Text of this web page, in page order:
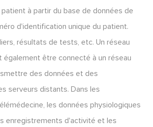
à partir du base de données de
d'identification unique du patient.
résultats de tests, etc. Un réseau
également être connecté à un réseau
des données et des
serveurs distants. Dans les
les données physiologiques
enregistrements d'activité et les